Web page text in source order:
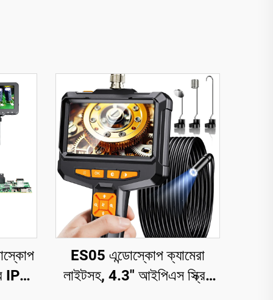
IPS
ES05 এন্ডোস্কোপ ক্যামেরা
লাইটসহ, 4.3" আইপিএস স্ক্রিন